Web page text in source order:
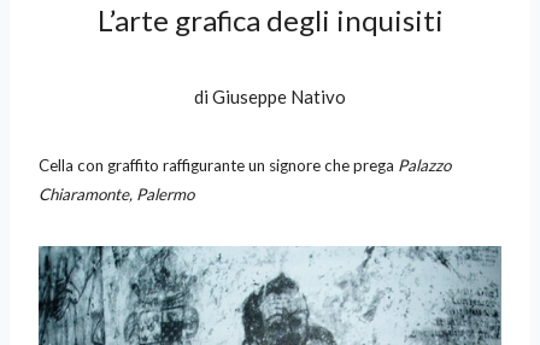
L’arte grafica degli inquisiti
di Giuseppe Nativo
Cella con graffito raffigurante un signore che prega Palazzo
Chiaramonte, Palermo